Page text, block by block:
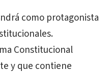
como protagonista
Constitucional
y que contiene